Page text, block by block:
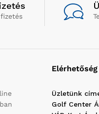
Elérhetőség
Üzletünk
Golf Center